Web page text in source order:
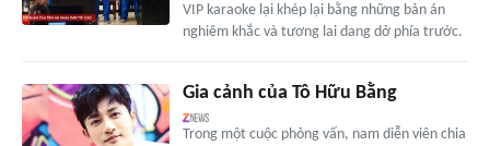
VIP karaoke lại khép lại bằng những bản án
nghiêm khắc và tương lai dang dở phía trước.
Gia cảnh của Tô Hữu Bằng
Trong một cuộc phỏng vấn, nam diễn viên chia